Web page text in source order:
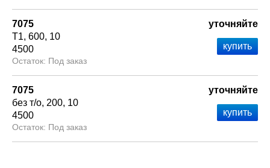
7075
Т1 600 10
4500
Под заказ
уточняйте
7075
без т/о 200 10
4500
Под заказ
уточняйте